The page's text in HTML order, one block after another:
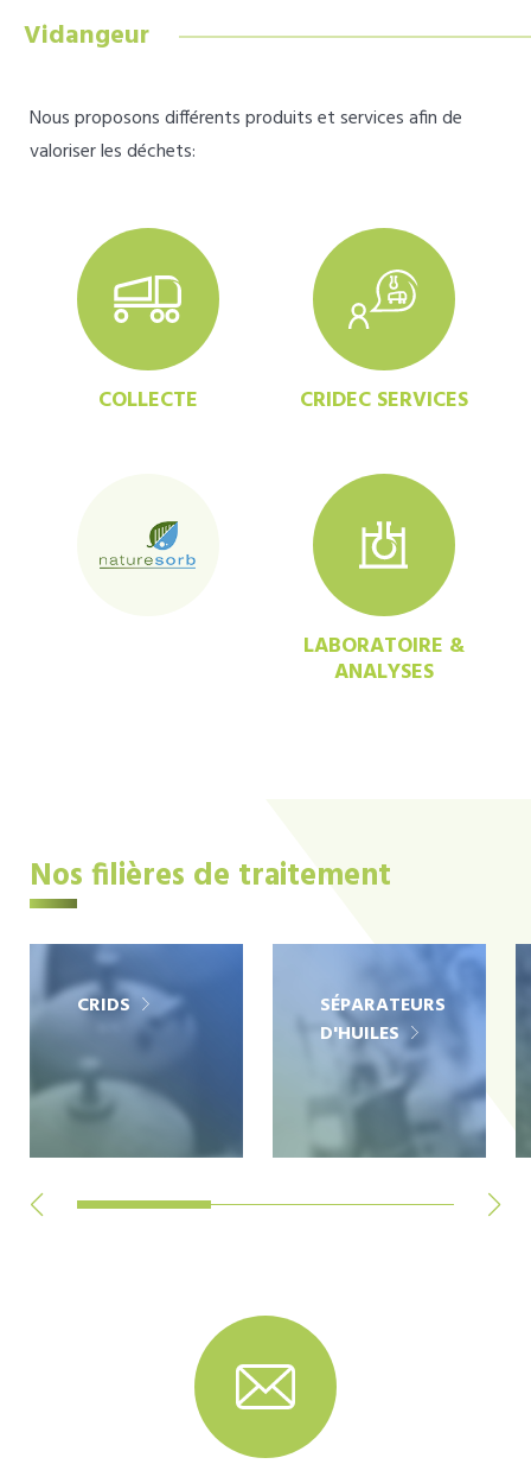
Vidangeur
Nous proposons différents produits et services afin de
valoriser les déchets:
COLLECTE CRIDEC SERVICES
LABORATOIRE &
ANALYSES
Nos filières de traitement
CRIDS
SÉPARATEURS
D'HUILES